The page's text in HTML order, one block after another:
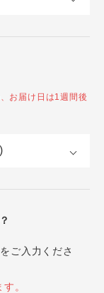
お届け日は1週間後
ご入力くださ
。